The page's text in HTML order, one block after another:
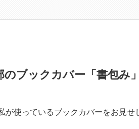
のブックカバー「書包み
が使っているブックカバーをお見せ